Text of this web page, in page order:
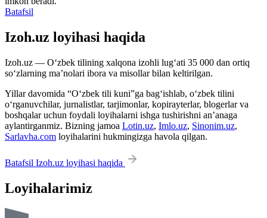
Batafsil
Izoh.uz loyihasi haqida
Izoh.uz — O‘zbek tilining xalqona izohli lug‘ati 35 000 dan ortiq
so‘zlarning ma’nolari ibora va misollar bilan keltirilgan.
Yillar davomida “O‘zbek tili kuni”ga bag‘ishlab, o‘zbek tilini
o‘rganuvchilar, jurnalistlar, tarjimonlar, kopirayterlar, blogerlar va
boshqalar uchun foydali loyihalarni ishga tushirishni an’anaga
aylantirganmiz. Bizning jamoa Lotin.uz, Imlo.uz, Sinonim.uz,
Sarlavha.com loyihalarini hukmingizga havola qilgan.
Batafsil Izoh.uz loyihasi haqida
Loyihalarimiz